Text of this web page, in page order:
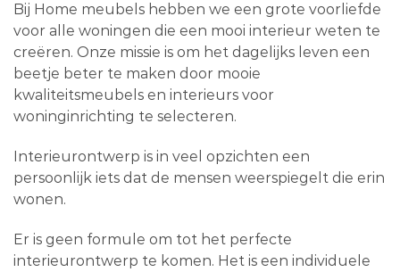
Bij Home meubels hebben we een grote voorliefde
voor alle woningen die een mooi interieur weten te
creëren. Onze missie is om het dagelijks leven een
beetje beter te maken door mooie
kwaliteitsmeubels en interieurs voor
woninginrichting te selecteren.
Interieurontwerp is in veel opzichten een
persoonlijk iets dat de mensen weerspiegelt die erin
wonen.
Er is geen formule om tot het perfecte
interieurontwerp te komen. Het is een individuele